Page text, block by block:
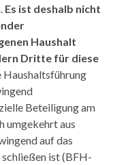
Es ist deshalb nicht
Haushalt
Dritte für diese
Haushaltsführung
Beteiligung am
umgekehrt aus
auf das
schließen ist (BFH-